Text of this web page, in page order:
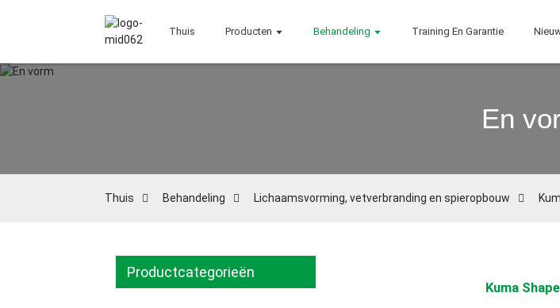
Thuis Producten Behandeling Training En Garantie
En
Thuis Behandeling Lichaamsvorming, vetverbranding en spieropbouw
Productcategorieën
Kuma